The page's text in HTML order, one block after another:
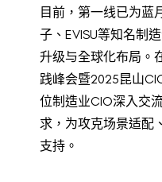
目前，第一线已为蓝
子、EVISU等知名制
升级与全球化布局。
践峰会暨2025昆山
位制造业CIO深入交
求，为攻克场景适配
支持。